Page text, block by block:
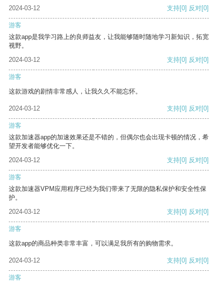
2024-03-12
支持[0] 反对[0]
游客
这款app是我学习路上的良师益友，让我能够随时随地学习新知识，拓宽
视野。
2024-03-12
支持[0] 反对[0]
游客
这款游戏的剧情非常感人，让我久久不能忘怀。
2024-03-12 支持[0] 反对[0]
游客
这款加速器app的加速效果还是不错的，但偶尔也会出现卡顿的情况，希
望开发者能够优化一下。
2024-03-12
支持[0] 反对[0]
游客
这款加速器VPM应用程序已经为我们带来了无限的隐私保护和安全性保
护。
2024-03-12
支持[0] 反对[0]
游客
这款app的商品种类非常丰富，可以满足我所有的购物需求。
2024-03-12 支持[0] 反对[0]
游客